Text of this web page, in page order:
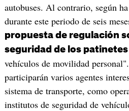
autobuses. Al contrario, según
durante este periodo de seis
propuesta de regulación
seguridad de los
vehículos de movilidad
participarán varios agentes
sistema de transporte, como
institutos de seguridad de